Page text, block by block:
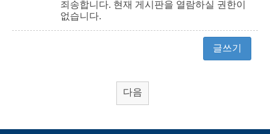
죄송합니다. 현재 게시판을 열람하실 권한이
없습니다.
글쓰기
다음